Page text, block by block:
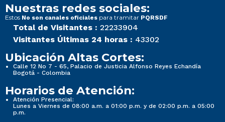
Nuestras redes sociales:
Estos No son canales oficiales para tramitar PQRSDF
Total de Visitantes : 22233904
Visitantes Últimas 24 horas : 43302
Ubicación Altas Cortes:
Calle 12 No 7 - 65, Palacio de Justicia Alfonso Reyes Echandía
Bogotá - Colombia
Horarios de Atención:
Atención Presencial:
Lunes a Viernes de 08:00 a.m. a 01:00 p.m. y de 02:00 p.m. a 05:00
p.m.